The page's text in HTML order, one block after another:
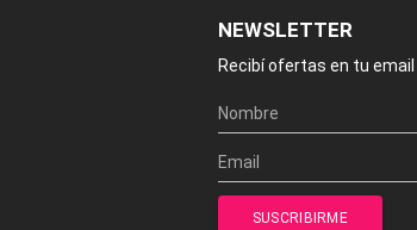
NEWSLETTER
Recibí ofertas en tu email